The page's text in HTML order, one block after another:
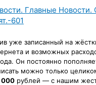
Главные Новости.
601
уже записанный на
и возможных
Он постоянно
можно только
000 рублей — с нашим